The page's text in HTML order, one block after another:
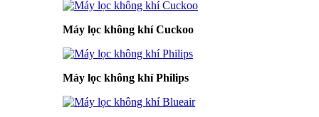
Máy lọc không khí Cuckoo
Máy lọc không khí Philips